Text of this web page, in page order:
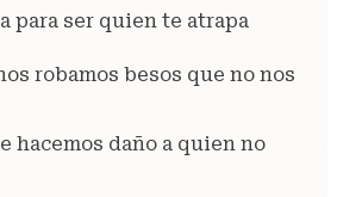
para ser quien te atrapa
robamos besos que no nos
hacemos daño a quien no